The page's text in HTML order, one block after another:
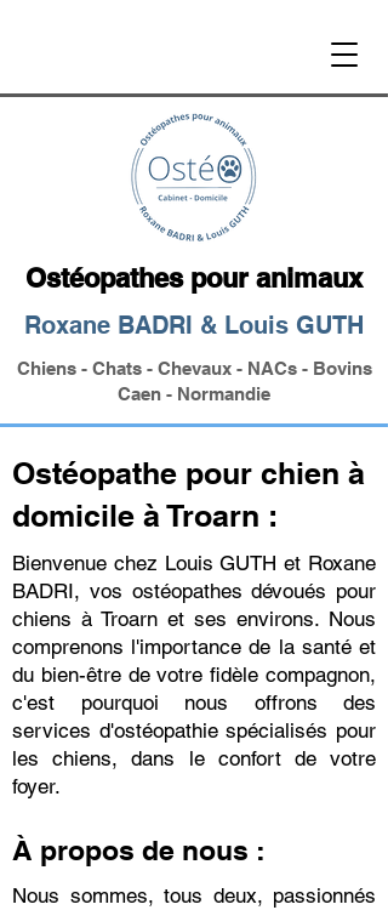
Ostéopathes pour animaux
Roxane BADRI & Louis GUTH
Chiens - Chats - Chevaux - NACs - Bovins
Caen - Normandie
Ostéopathe pour chien à
domicile à Troarn :
Bienvenue chez Louis GUTH et Roxane
BADRI, vos ostéopathes dévoués pour
chiens à Troarn et ses environs. Nous
comprenons l'importance de la santé et
du bien-être de votre fidèle compagnon,
c'est pourquoi nous offrons des
services d'ostéopathie spécialisés pour
les chiens, dans le confort de votre
foyer.
À propos de nous :
Nous sommes, tous deux, passionnés